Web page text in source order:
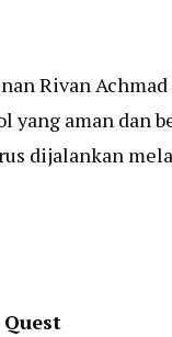
Rivan
yang aman dan
dijalankan